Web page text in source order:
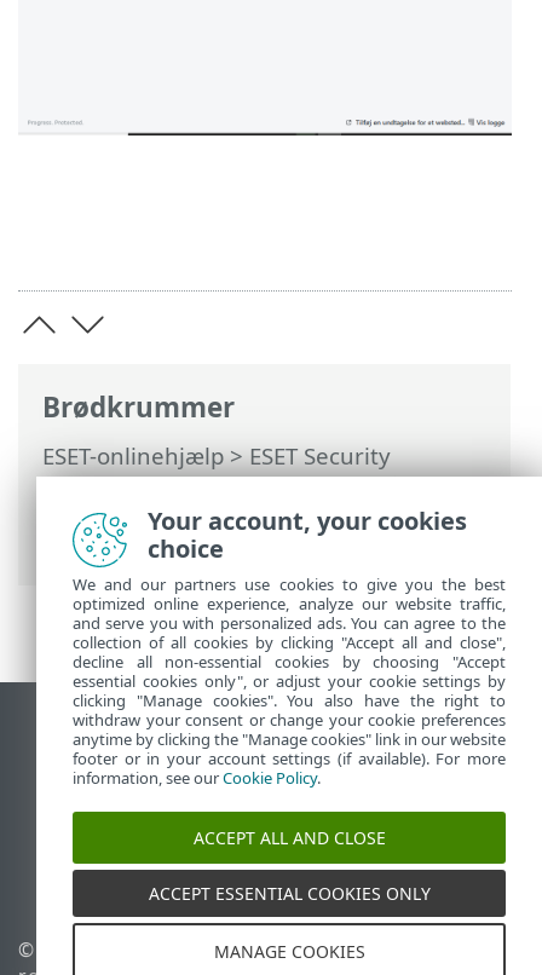
Brødkrummer
ESET-onlinehjælp>ESET Security
Ultimate>Ofte stillede spørgsmål>
Sådan aktiverer du forældrekontrol på en
konto
Vis computerwebsted
End of Life
ESET-vidensbase
ESET-forum
ESET Status Portal
Regional support
© 1992 - 2026 ESET, spol. s
Administrer cookies
Your account, your cookies
choice
We and our partners use cookies to give you the best
optimized online experience, analyze our website traffic,
and serve you with personalized ads. You can agree to the
collection of all cookies by clicking "Accept all and close",
decline all non-essential cookies by choosing "Accept
essential cookies only", or adjust your cookie settings by
clicking "Manage cookies". You also have the right to
withdraw your consent or change your cookie preferences
anytime by clicking the "Manage cookies" link in our website
footer or in your account settings (if available). For more
information, see ourCookie Policy.
ACCEPT ALL AND CLOSE
ACCEPT ESSENTIAL COOKIES ONLY
MANAGE COOKIES